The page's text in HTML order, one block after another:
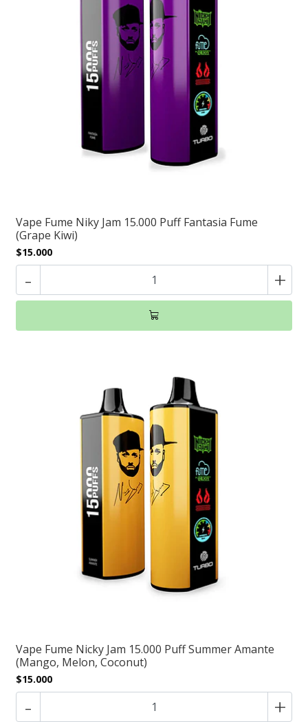
Vape Fume Niky Jam 15.000 Puff Fantasia Fume
(Grape Kiwi)
$15.000
- +
Vape Fume Nicky Jam 15.000 Puff Summer Amante
(Mango, Melon, Coconut)
$15.000
- +